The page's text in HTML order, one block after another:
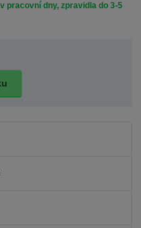
pracovní dny, zpravidla do 3-5